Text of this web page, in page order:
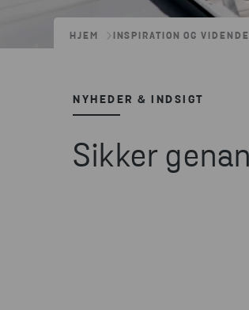
HJEM INSPIRATION OG
NYHEDER & INDSIGT
Sikker